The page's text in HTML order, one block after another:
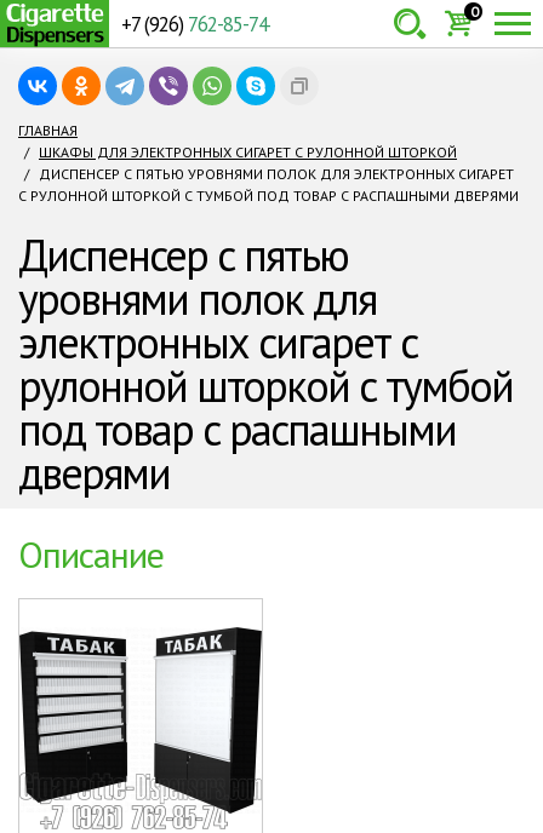
+7 (926)762-85-74 0
0
руб.
ГЛАВНАЯ
ШКАФЫ ДЛЯ ЭЛЕКТРОННЫХ СИГАРЕТ С РУЛОННОЙ ШТОРКОЙ
ДИСПЕНСЕР С ПЯТЬЮ УРОВНЯМИ ПОЛОК ДЛЯ ЭЛЕКТРОННЫХ СИГАРЕТ
С РУЛОННОЙ ШТОРКОЙ С ТУМБОЙ ПОД ТОВАР С РАСПАШНЫМИ ДВЕРЯМИ
Диспенсер с пятью
уровнями полок для
электронных сигарет с
рулонной шторкой с тумбой
под товар с распашными
дверями
Описание